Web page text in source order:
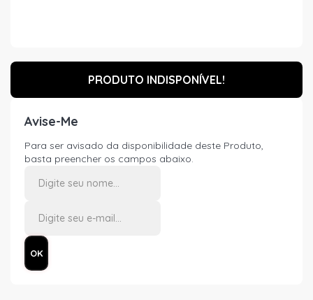
PRODUTO INDISPONÍVEL!
Avise-Me
Para ser avisado da disponibilidade deste Produto,
basta preencher os campos abaixo.